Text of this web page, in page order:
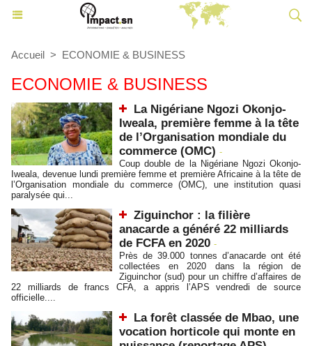
Accueil > ECONOMIE & BUSINESS
ECONOMIE & BUSINESS
La Nigériane Ngozi Okonjo-
Iweala, première femme à la tête
de l’Organisation mondiale du
commerce (OMC) -
Coup double de la Nigériane Ngozi Okonjo-
Iweala, devenue lundi première femme et première Africaine à la tête de
l’Organisation mondiale du commerce (OMC), une institution quasi
paralysée qui...
Ziguinchor : la filière
anacarde a généré 22 milliards
de FCFA en 2020 -
Près de 39.000 tonnes d’anacarde ont été
collectées en 2020 dans la région de
Ziguinchor (sud) pour un chiffre d’affaires de
22 milliards de francs CFA, a appris l’APS vendredi de source
officielle....
La forêt classée de Mbao, une
vocation horticole qui monte en